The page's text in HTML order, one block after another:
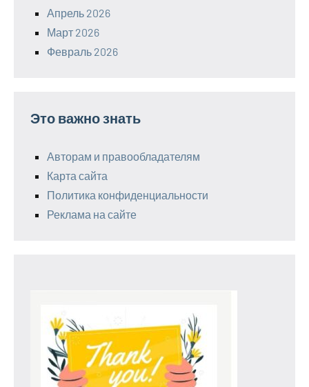
Апрель 2026
Март 2026
Февраль 2026
Это важно знать
Авторам и правообладателям
Карта сайта
Политика конфиденциальности
Реклама на сайте